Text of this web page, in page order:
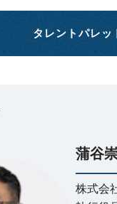
タレントパレッ
蒲谷
株式会